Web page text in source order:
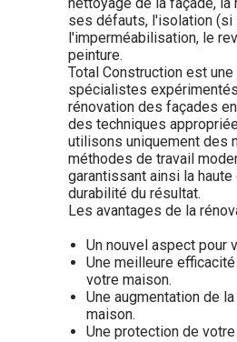
ses défauts, l'isolation (si
l'imperméabilisation, le
peinture.
Total Construction est
spécialistes
rénovation des façades
des techniques
utilisons uniquement des
méthodes de travail
garantissant ainsi la
durabilité du résultat.
Les avantages de la
Un nouvel aspect pour
Une meilleure
votre maison.
Une augmentation de
maison.
Une protection de